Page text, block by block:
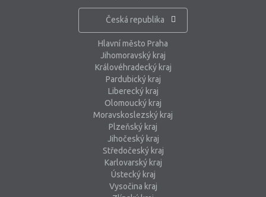
Česká republika
Hlavní město Praha
Jihomoravský kraj
Královéhradecký kraj
Pardubický kraj
Liberecký kraj
Olomoucký kraj
Moravskoslezský kraj
Plzeňský kraj
Jihočeský kraj
Středočeský kraj
Karlovarský kraj
Ústecký kraj
Vysočina kraj